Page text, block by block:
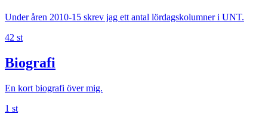
Under åren 2010-15 skrev jag ett antal lördagskolumner i UNT.
42 st
Biografi
En kort biografi över mig.
1 st